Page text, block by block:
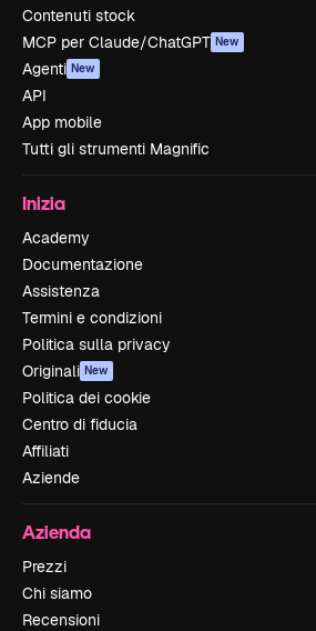
Contenuti stock
MCP per Claude/ChatGPT New
Agenti New
API
App mobile
Tutti gli strumenti Magnific
Inizia
Academy
Documentazione
Assistenza
Termini e condizioni
Politica sulla privacy
Originali New
Politica dei cookie
Centro di fiducia
Affiliati
Aziende
Azienda
Prezzi
Chi siamo
Recensioni